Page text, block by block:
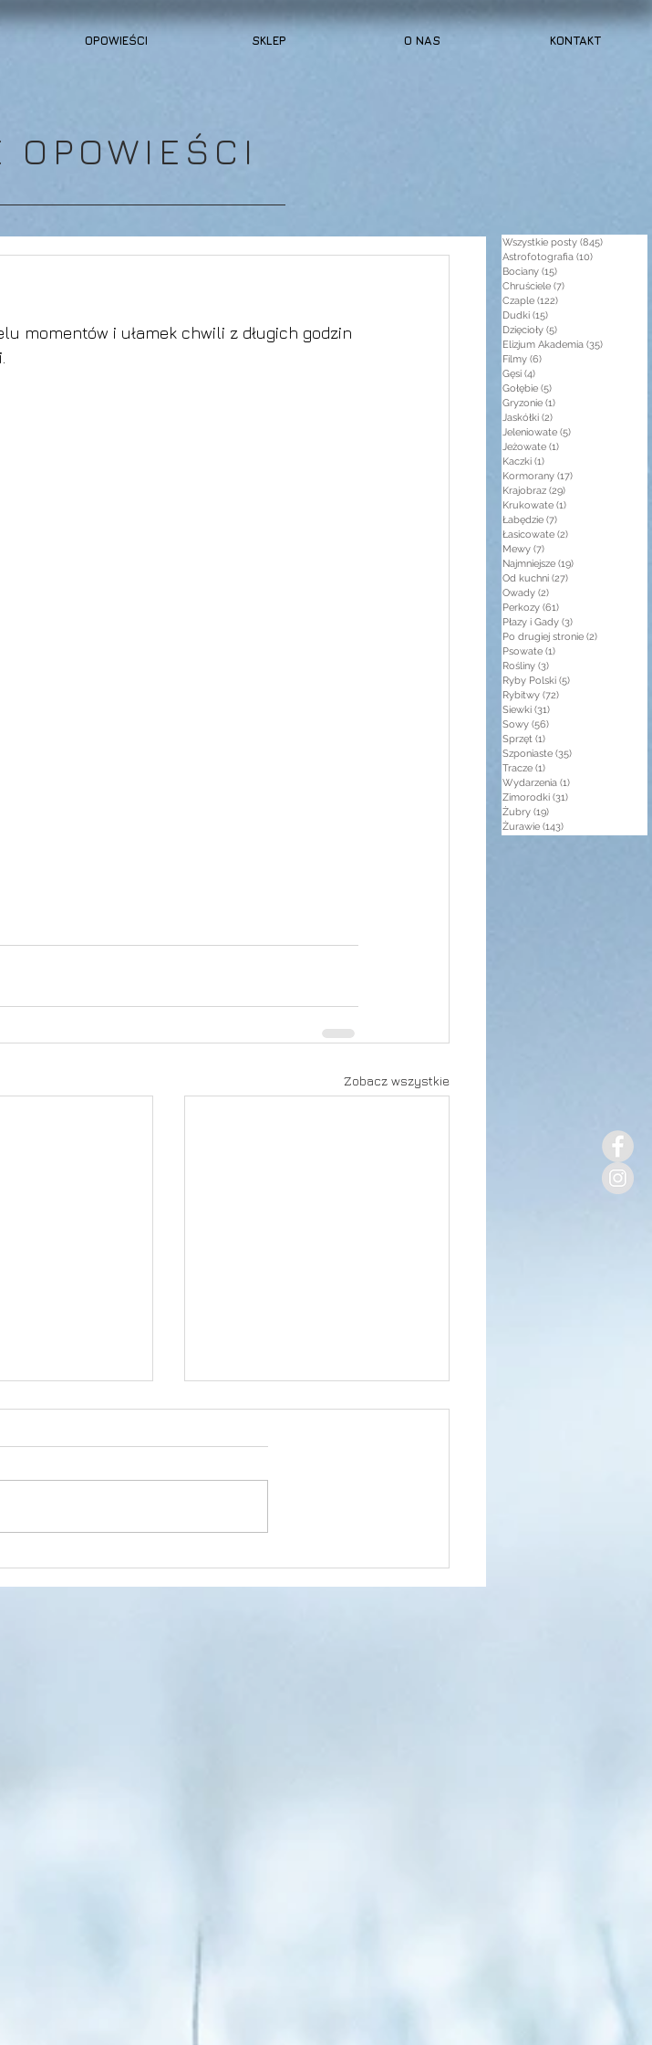
OPOWIEŚCI SKLEP O NAS KONTAKT
OPOWIEŚCI
momentów i ułamek chwili z długich godzin
Zobacz wszystkie
Wszystkie posty (845)
Astrofotografia (10)
Bociany (15)
Chruściele (7)
Czaple (122)
Dudki (15)
Dzięcioły (5)
Elizjum Akademia (35)
Filmy (6)
Gęsi (4)
Gołębie (5)
Gryzonie (1)
Jaskółki (2)
Jeleniowate (5)
Jeżowate (1)
Kaczki (1)
Kormorany (17)
Krajobraz (29)
Krukowate (1)
Łabędzie (7)
Łasicowate (2)
Mewy (7)
Najmniejsze (19)
Od kuchni (27)
Owady (2)
Perkozy (61)
Płazy i Gady (3)
Po drugiej stronie (2)
Psowate (1)
Rośliny (3)
Ryby Polski (5)
Rybitwy (72)
Siewki (31)
Sowy (56)
Sprzęt (1)
Szponiaste (35)
Tracze (1)
Wydarzenia (1)
Zimorodki (31)
Żubry (19)
Żurawie (143)